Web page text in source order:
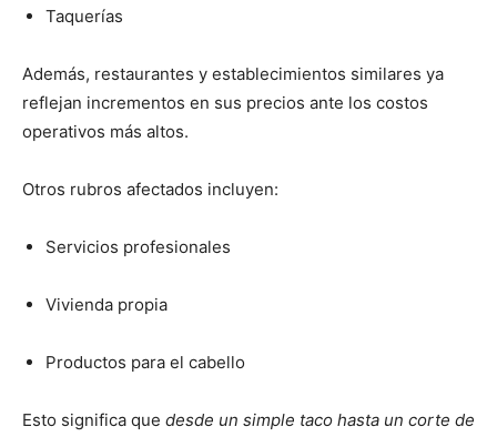
Taquerías
Además, restaurantes y establecimientos similares ya
reflejan incrementos en sus precios ante los costos
operativos más altos.
Otros rubros afectados incluyen:
Servicios profesionales
Vivienda propia
Productos para el cabello
Esto significa que desde un simple taco hasta un corte de